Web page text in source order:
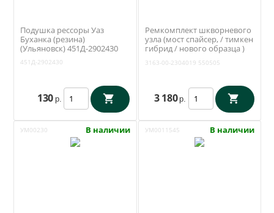
Подушка рессоры Уаз
Буханка (резина)
(Ульяновск) 451Д-2902430
451Д-2902430
130 р.
Ремкомплект шкворневого
узла (мост спайсер, / тимкен
гибрид / нового образца )
шкворневой ключ) (RedBTR)
3163-00-2304019 550505
3 180 р.
УМ00230 В наличии УМ0011545 В наличии